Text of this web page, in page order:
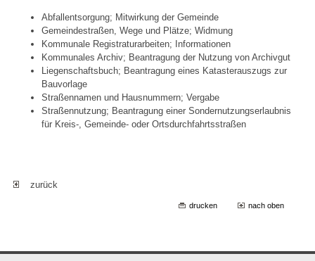
Abfallentsorgung; Mitwirkung der Gemeinde
Gemeindestraßen, Wege und Plätze; Widmung
Kommunale Registraturarbeiten; Informationen
Kommunales Archiv; Beantragung der Nutzung von Archivgut
Liegenschaftsbuch; Beantragung eines Katasterauszugs zur
Bauvorlage
Straßennamen und Hausnummern; Vergabe
Straßennutzung; Beantragung einer Sondernutzungserlaubnis
für Kreis-, Gemeinde- oder Ortsdurchfahrtsstraßen
zurück
drucken nach oben